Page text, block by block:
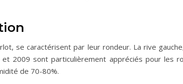
se caractérisent par leur rondeur. La rive
2009 sont particulièrement appréciés pour les
de 70-80%.